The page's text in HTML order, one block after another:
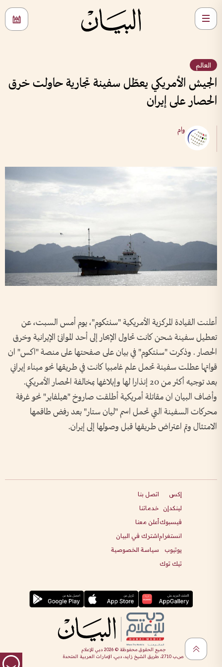
العالم
الجيش الأمريكي يعطّل سفينة تجارية حاولت خرق
الحصار على إيران
وام
أعلنت القيادة المركزية الأمريكية "سنتكوم"، يوم أمس السبت، عن
تعطيل سفينة شحن كانت تحاول الإبحار إلى أحد الموانئ الإيرانية وخرق
الحصار . وذكرت "سنتكوم" في بيان على صفحتها على منصة "اكس" ان
قواتها عطلت سفينة تحمل علم غامبيا كانت في طريقها نحو ميناء إيراني
بعد توجيه أكثر من 20 إنذارا لها وإبلاغها بمخالفة الحصار الأمريكي.
وأضاف البيان ان مقاتلة أمريكية أطلقت صاروخ "هيلفاير" نحو غرفة
محركات السفينة التي تحمل اسم "ليان ستار" بعد رفض طاقمها
الامتثال وتم اعتراض طريقها قبل وصولها إلى إيران.
إكس
لينكدإن
فيسبوك
انستغرام
يوتيوب
تيك توك
اتصل بنا
خدماتنا
أعلن معنا
اشترك في البيان
سياسة الخصوصية
جميع الحقوق محفوظة ©2026 دبي للإعلام
ص.ب 2710، طريق الشيخ زايد، دبي، الإمارات العربية المتحدة